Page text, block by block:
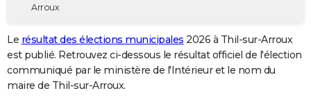
Destinations
City break
Voyage nature
Voyage de noces
Forum
GUIDES D'ACHAT
BONS PLANS
Arroux
Le résultat des élections municipales 2026 à Thil-sur-Arroux
est publié. Retrouvez ci-dessous le résultat officiel de l'élection
communiqué par le ministère de l'Intérieur et le nom du
maire de Thil-sur-Arroux.